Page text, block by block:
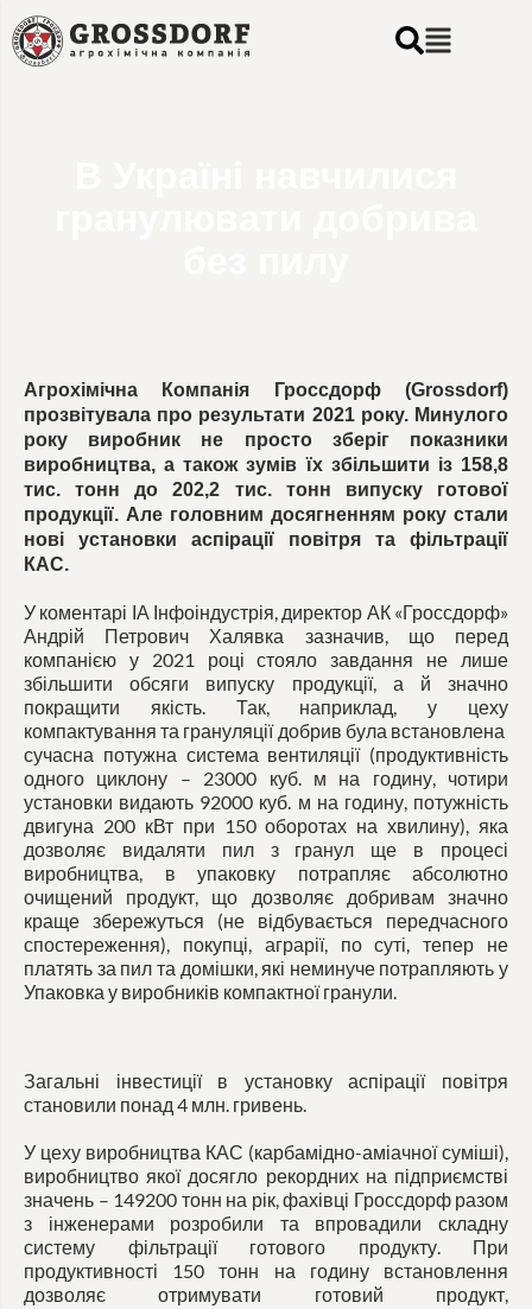
Агрохімічна Компанія Гроссдорф (Grossdorf)
прозвітувала про результати 2021 року. Минулого
року виробник не просто зберіг показники
виробництва, а також зумів їх збільшити із 158,8
тис. тонн до 202,2 тис. тонн випуску готової
продукції. Але головним досягненням року стали
нові установки аспірації повітря та фільтрації
КАС.
У коментарі ІА Інфоіндустрія, директор АК «Гроссдорф»
Андрій Петрович Халявка зазначив, що перед
компанією у 2021 році стояло завдання не лише
збільшити обсяги випуску продукції, а й значно
покращити якість. Так, наприклад, у цеху
компактування та грануляції добрив була встановлена ​​
сучасна потужна система вентиляції (продуктивність
одного циклону – 23000 куб. м на годину, чотири
установки видають 92000 куб. м на годину, потужність
двигуна 200 кВт при 150 оборотах на хвилину), яка
дозволяє видаляти пил з гранул ще в процесі
виробництва, в упаковку потрапляє абсолютно
очищений продукт, що дозволяє добривам значно
краще збережуться (не відбувається передчасного
спостереження), покупці, аграрії, по суті, тепер не
платять за пил та домішки, які неминуче потрапляють у
Упаковка у виробників компактної гранули.
Загальні інвестиції в установку аспірації повітря
становили понад 4 млн. гривень.
У цеху виробництва КАС (карбамідно-аміачної суміші),
виробництво якої досягло рекордних на підприємстві
значень – 149200 тонн на рік, фахівці Гроссдорф разом
з інженерами розробили та впровадили складну
систему фільтрації готового продукту. При
продуктивності 150 тонн на годину встановлення
дозволяє отримувати готовий продукт,